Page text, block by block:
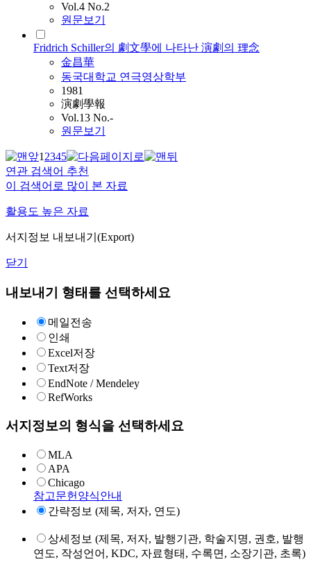
Vol.4 No.2
원문보기
Fridrich Schiller의 劇文學에 나타난 演劇의 理念
金昌華
동국대학교 연극영상학부
1981
演劇學報
Vol.13 No.-
원문보기
12345
연관 검색어 추천
이 검색어로 많이 본 자료
활용도 높은 자료
서지정보 내보내기(Export)
닫기
내보내기 형태를 선택하세요
메일전송
인쇄
Excel저장
Text저장
EndNote / Mendeley
RefWorks
서지정보의 형식을 선택하세요
MLA
APA
Chicago
참고문헌양식안내
간략정보 (제목, 저자, 연도)
상세정보 (제목, 저자, 발행기관, 학술지명, 권호, 발행
연도, 작성언어, KDC, 자료형태, 수록면, 소장기관, 초록)